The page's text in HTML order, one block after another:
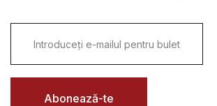
i
l
Abonează-te